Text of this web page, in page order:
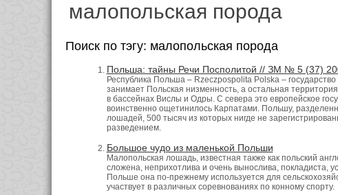
малопольская порода
Поиск по тэгу: малопольская порода
Польша: тайны Речи Посполитой // ЗМ № 5 (37)
Республика Польша – Rzeczpospolita Polska –
занимает Польская низменность, а остальная
в бассейнах Вислы и Одры. С севера это европейское
воинственно ощетинилось Карпатами. Польшу,
лошадей, 500 тысяч из которых нигде не
разведением.
Большое чудо из маленькой Польши
Малопольская лошадь, известная также как польский
сложена, неприхотлива и очень вынослива, покладиста,
Польше она по-прежнему используется для
участвует в различных соревнованиях по конному спорту.